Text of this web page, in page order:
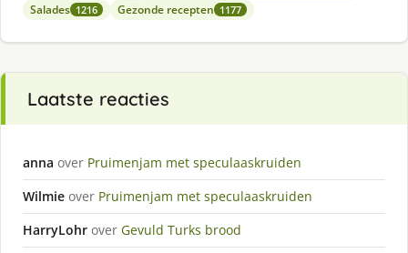
Salades 1216 Gezonde recepten 1177
Laatste reacties
anna over Pruimenjam met speculaaskruiden
Wilmie over Pruimenjam met speculaaskruiden
HarryLohr over Gevuld Turks brood